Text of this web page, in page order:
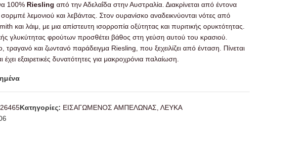
100% Riesling από την Αδελαΐδα στην Αυστραλία. Διακρίνεται από έντονα
λεμονιού και λεβάντας. Στον ουρανίσκο αναδεικνύονται νότες από
και λάιμ, με μια απίστευτη ισορροπία οξύτητας και πυριτικής ορυκτότητας.
γλυκύτητας φρούτων προσθέτει βάθος στη γεύση αυτού του κρασιού.
τραγανό και ζωντανό παράδειγμα Riesling, που ξεχειλίζει από ένταση. Πίνεται
εξαιρετικές δυνατότητες για μακροχρόνια παλαίωση.
Κατηγορίες: ΕΙΣΑΓΩΜΕΝΟΣ ΑΜΠΕΛΩΝΑΣ ΛΕΥΚΑ